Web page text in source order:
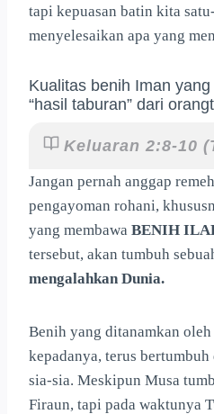
tapi kepuasan batin kita
menyelesaikan apa yang
Kualitas benih Iman
“hasil taburan” dari
Keluaran 2:8-10
Jangan pernah anggap
pengayoman rohani,
yang membawa BENIH
tersebut, akan tumbuh
mengalahkan Dunia.
Benih yang ditanamkan
kepadanya, terus
sia-sia. Meskipun Musa
Firaun, tapi pada waktunya